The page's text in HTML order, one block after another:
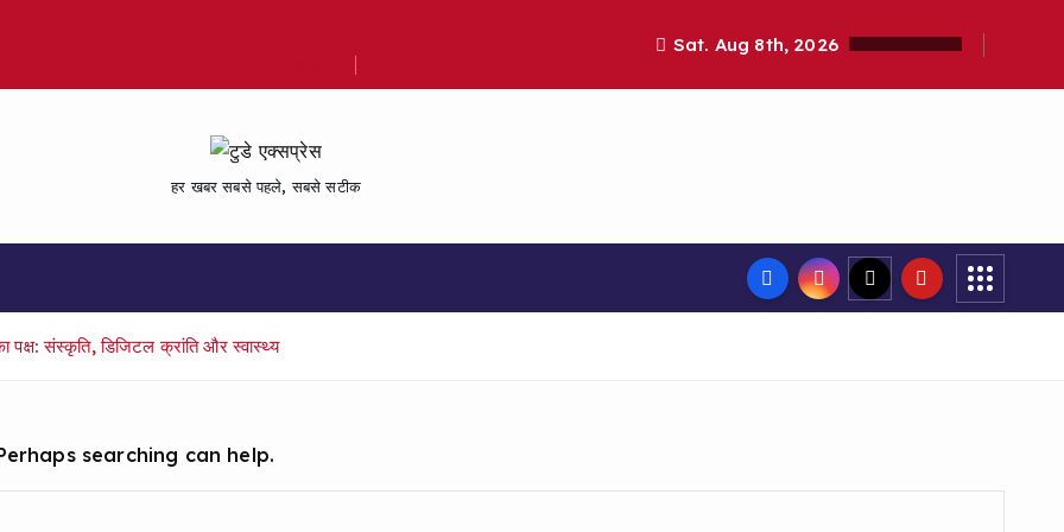
Sat. Aug 8th, 2026
हर खबर सबसे पहले, सबसे सटीक
संस्कृति, डिजिटल क्रांति और स्वास्थ्य
searching can help.